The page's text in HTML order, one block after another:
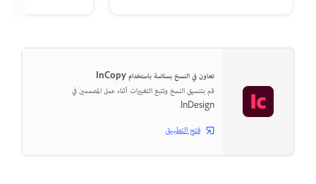
تعاون في النسخ بسلاسة باستخدام InCopy
قم بتنسيق النسخ وتتبع التغييرات أثناء عمل المصممين في
InDesign.
فتح التطبيق